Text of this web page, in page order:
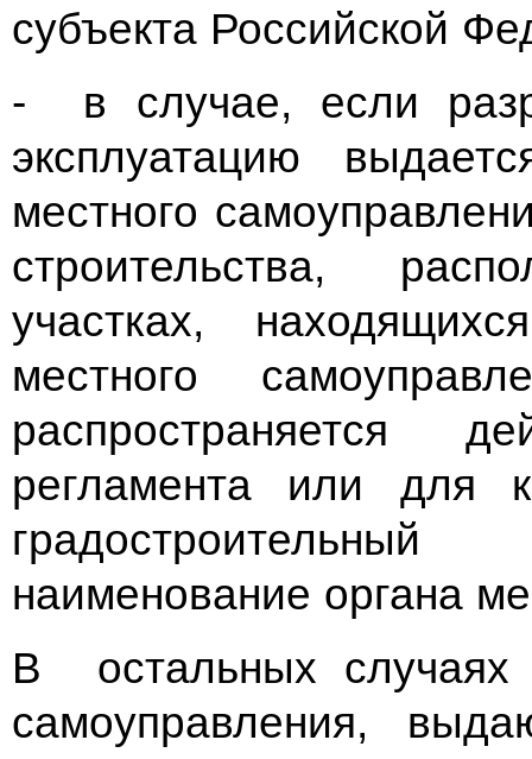
субъекта Российской
- в случае, если
эксплуатацию
местного
строительства,
участках,
местного
распространяется
регламента или для
наименование органа
В остальных случаях
самоуправления,